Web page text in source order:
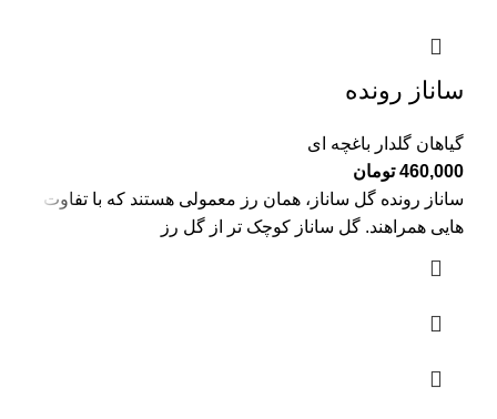
ساناز رونده
گیاهان گلدار باغچه ای
460,000 تومان
ساناز رونده گل ساناز، همان رز معمولی هستند که با تفاوت
هایی همراهند. گل ساناز کوچک تر از گل رز